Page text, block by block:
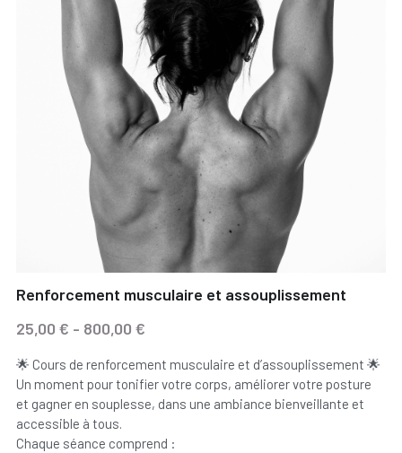
Renforcement musculaire et assouplissement
25,00 € - 800,00 €
🌟 Cours de renforcement musculaire et d’assouplissement 🌟
Un moment pour tonifier votre corps, améliorer votre posture
et gagner en souplesse, dans une ambiance bienveillante et
accessible à tous.
Chaque séance comprend :